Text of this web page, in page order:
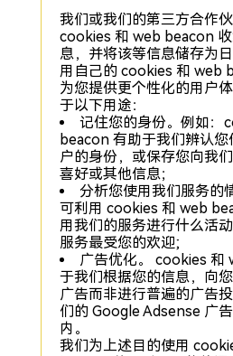
我们或我们的第三方合作
cookies 和 web beacon
息，并将该等信息储存为
用自己的 cookies 和 web
为您提供更个性化的用户
于以下用途：
记住您的身份。例如：
beacon 有助于我们辨认
户的身份，或保存您向我
喜好或其他信息；
分析您使用我们服务的
可利用 cookies 和 web
用我们的服务进行什么活
服务最受您的欢迎;
广告优化。 cookies 和
于我们根据您的信息，向
广告而非进行普遍的广告
们的 Google Adsense 广
内。
我们为上述目的使用